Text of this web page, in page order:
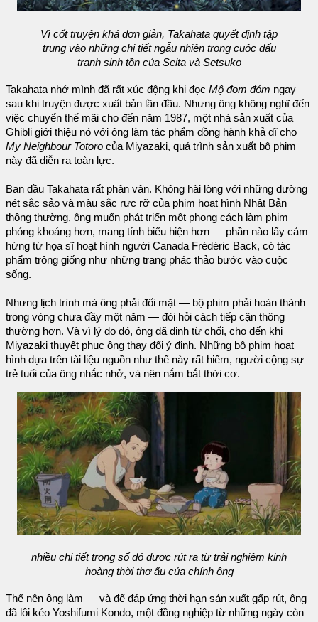
Vì cốt truyện khá đơn giản, Takahata quyết định tập
trung vào những chi tiết ngẫu nhiên trong cuộc đấu
tranh sinh tồn của Seita và Setsuko
Takahata nhớ mình đã rất xúc động khi đọc Mộ đom đóm ngay
sau khi truyện được xuất bản lần đầu. Nhưng ông không nghĩ đến
việc chuyển thể mãi cho đến năm 1987, một nhà sản xuất của
Ghibli giới thiệu nó với ông làm tác phẩm đồng hành khả dĩ cho
My Neighbour Totoro của Miyazaki, quá trình sản xuất bộ phim
này đã diễn ra toàn lực.
Ban đầu Takahata rất phân vân. Không hài lòng với những đường
nét sắc sảo và màu sắc rực rỡ của phim hoạt hình Nhật Bản
thông thường, ông muốn phát triển một phong cách làm phim
phóng khoáng hơn, mang tính biểu hiện hơn — phần nào lấy cảm
hứng từ họa sĩ hoạt hình người Canada Frédéric Back, có tác
phẩm trông giống như những trang phác thảo bước vào cuộc
sống.
Nhưng lịch trình mà ông phải đối mặt — bộ phim phải hoàn thành
trong vòng chưa đầy một năm — đòi hỏi cách tiếp cận thông
thường hơn. Và vì lý do đó, ông đã định từ chối, cho đến khi
Miyazaki thuyết phục ông thay đổi ý định. Những bộ phim hoạt
hình dựa trên tài liệu nguồn như thế này rất hiếm, người cộng sự
trẻ tuổi của ông nhắc nhở, và nên nắm bắt thời cơ.
nhiều chi tiết trong số đó được rút ra từ trải nghiệm kinh
hoàng thời thơ ấu của chính ông
Thế nên ông làm — và để đáp ứng thời hạn sản xuất gấp rút, ông
đã lôi kéo Yoshifumi Kondo, một đồng nghiệp từ những ngày còn